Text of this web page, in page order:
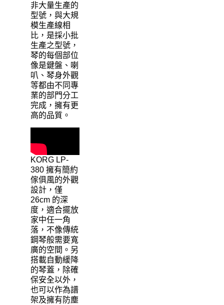
非大量生產的
型號，與大規
模生產線相
比，是採小批
生產之型號，
琴的每個部位
像是鍵盤、喇
叭、琴身外觀
等都由不同專
業的部門分工
完成，擁有更
高的品質。
KORG LP-
380 擁有簡約
傢俱風的外觀
設計，僅
26cm 的深
度，適合擺放
家中任一角
落，不像傳統
鋼琴般需要寬
廣的空間。另
搭載自動緩降
的琴蓋，除確
保安全以外，
也可以作為譜
架及擁有防塵